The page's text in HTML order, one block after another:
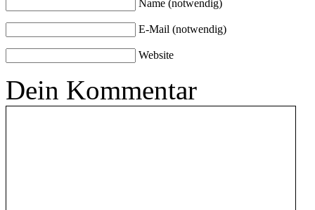
Name (notwendig)
E-Mail (notwendig)
Website
Dein Kommentar